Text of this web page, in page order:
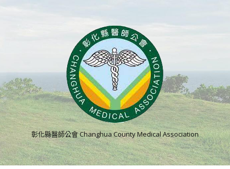
彰化縣醫師公會 Changhua County Medical Association